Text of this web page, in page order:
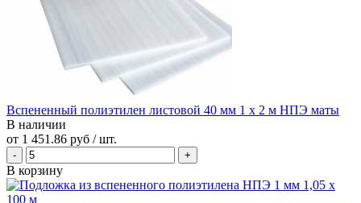
Вспененный полиэтилен листовой 40 мм 1 х 2 м НПЭ маты
В наличии
от 1 451.86 руб / шт.
В корзину